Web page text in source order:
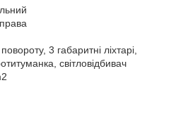
3 габаритні ліхтарі,
світловідбивач
2